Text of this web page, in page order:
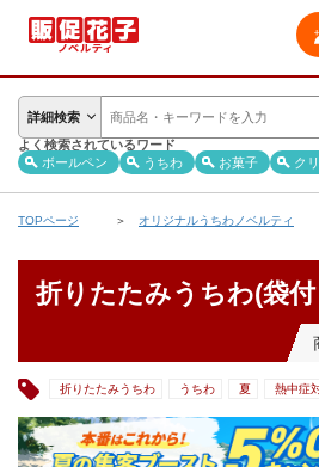
詳細検索
よく検索されているワード
ボールペン
うちわ お菓子 ク
TOPページ オリジナルうちわノベルティ
折りたたみうちわ(袋
折りたたみうちわ うちわ 夏 熱中症